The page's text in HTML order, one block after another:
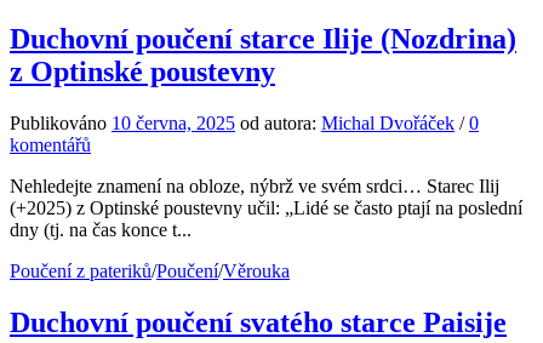
Duchovní poučení starce Ilije (Nozdrina)
z Optinské poustevny
Publikováno 10 června, 2025 od autora: Michal Dvořáček /0
komentářů
Nehledejte znamení na obloze, nýbrž ve svém srdci… Starec Ilij
(+2025) z Optinské poustevny učil: „Lidé se často ptají na poslední
dny (tj. na čas konce t...
Poučení z pateriků/Poučení/Věrouka
Duchovní poučení svatého starce Paisije